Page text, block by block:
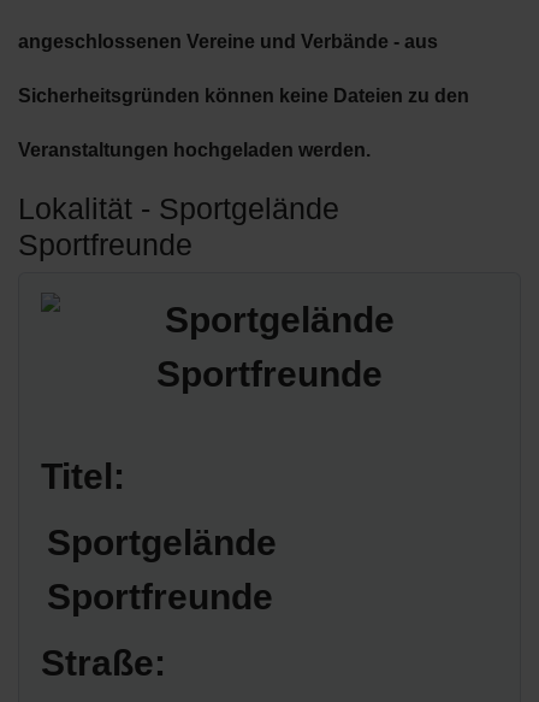
angeschlossenen Vereine und Verbände - aus
Sicherheitsgründen können keine Dateien zu den
Veranstaltungen hochgeladen werden.
Lokalität - Sportgelände
Sportfreunde
Titel:
Sportgelände
Sportfreunde
Straße: